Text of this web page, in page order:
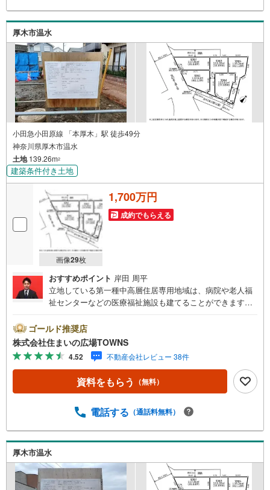
客様に合った物件をご紹介させて頂きます！ /他社様掲載物
い♪駐車場もございますので、お車でのお越しも大歓迎で
す！
厚木市温水
小田急小田原線 「本厚木」駅 徒歩49分
神奈川県厚木市温水
土地139.26m2
建築条件付き土地
画像29枚
1,700万円
成約でもらえる
おすすめポイント 岸田 周平
立地している第一種中高層住居専用地域は、病院や老人福
祉センターなどの医療福祉施設も建てることができます。
方は是非。新しい住まいをお考えの方に、好条件の住宅用
地はこちらです。土地面積は139.26平米（公簿）ありま
す。【年中無休/9:00～21:00】人気物件は特にお問い合わ
せが集中するため、お早めにお電話下さい。「室内・現地
を見学する」ボタンよりご予約頂くとご見学がスムーズで
す。■その他、各種ご相談も承っております。○住宅ローン
TOWNSからお客様へ経験豊富なスタッフが親身になってお
件も併せてご紹介可能ですのでお気軽にお問い合わせ下さ
す！
ゴールド推奨店
株式会社住まいの広場TOWNS
4.52 不動産会社レビュー 38件
資料をもらう （無料）
電話する （通話料無料）
厚木市温水